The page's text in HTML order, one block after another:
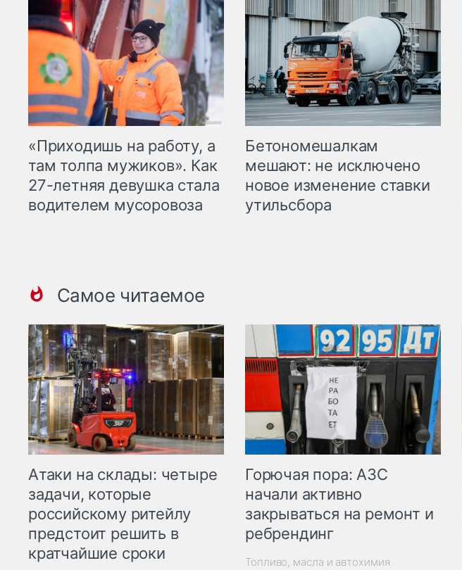
«Приходишь на работу, а
там толпа мужиков». Как
27-летняя девушка стала
водителем мусоровоза
Бетономешалкам
мешают: не исключено
новое изменение ставки
утильсбора
Самое читаемое
Атаки на склады: четыре
задачи, которые
российскому ритейлу
предстоит решить в
кратчайшие сроки
Горючая пора: АЗС
начали активно
закрываться на ремонт и
ребрендинг
Топливо, масла и автохимия